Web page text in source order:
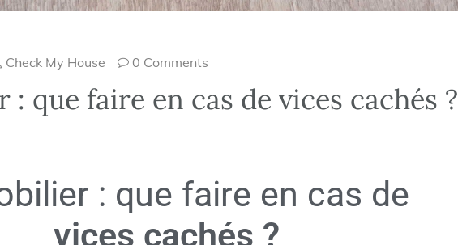
Check My House 0 Comments
que faire en cas de vices cachés ?
: que faire en cas de
vices cachés ?